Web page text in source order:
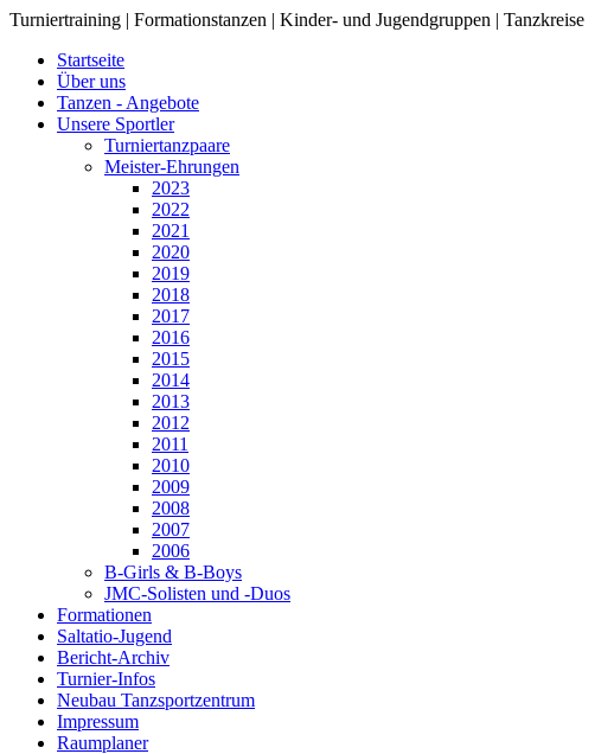
Turniertraining | Formationstanzen | Kinder- und Jugendgruppen | Tanzkreise
Startseite
Über uns
Tanzen - Angebote
Unsere Sportler
Turniertanzpaare
Meister-Ehrungen
2023
2022
2021
2020
2019
2018
2017
2016
2015
2014
2013
2012
2011
2010
2009
2008
2007
2006
B-Girls & B-Boys
JMC-Solisten und -Duos
Formationen
Saltatio-Jugend
Bericht-Archiv
Turnier-Infos
Neubau Tanzsportzentrum
Impressum
Raumplaner